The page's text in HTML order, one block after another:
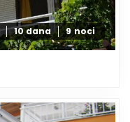
10 dana 9 noci